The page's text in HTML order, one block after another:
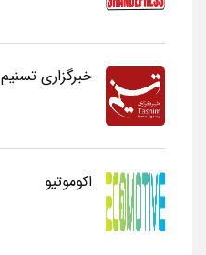
خبرگزاری تسنیم
اکوموتیو